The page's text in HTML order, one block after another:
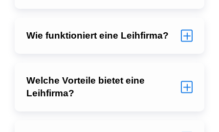
Wie funktioniert eine Leihfirma?
Welche Vorteile bietet eine
Leihfirma?